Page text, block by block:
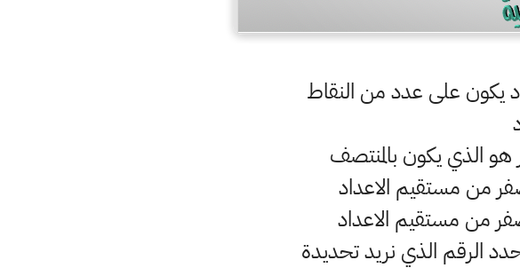
يكون على عدد من النقاط
الذي يكون بالمنتصف
من مستقيم الاعداد
من مستقيم الاعداد
الرقم الذي نريد تحديدة